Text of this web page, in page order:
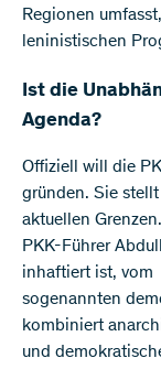
Regionen
leninistischen
Ist die
Agenda?
Offiziell will die
gründen. Sie
aktuellen
PKK-Führer
inhaftiert ist, vom
sogenannten
kombiniert
und